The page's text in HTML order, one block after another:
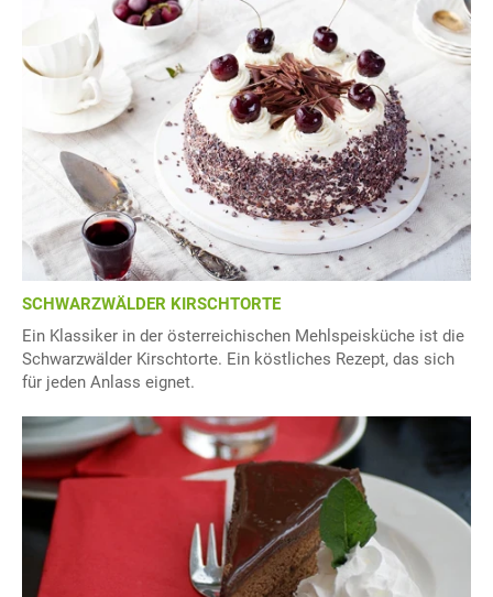
SCHWARZWÄLDER KIRSCHTORTE
Ein Klassiker in der österreichischen Mehlspeisküche ist die
Schwarzwälder Kirschtorte. Ein köstliches Rezept, das sich
für jeden Anlass eignet.